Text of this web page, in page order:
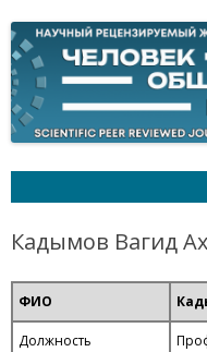
Человек.
Журнал
Кадымов Вагид
ФИО
Должность